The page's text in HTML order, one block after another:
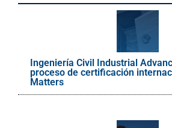
Ingeniería Civil Industrial
proceso de certificación
Matters